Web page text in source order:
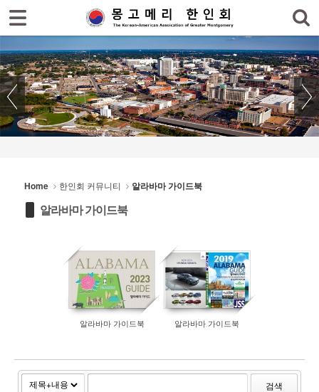
Home 한인회 커뮤니티 알라바마 가이드북
알라바마 가이드북
1
알라바마 가이드북
11
알라바마 가이드북
검색
로그인 회원가입
한인회
한인회 소식
한인회 커뮤니티
- 장학재단소식
- 김기항박사 장학회
- 묻고/답하기
- 알라바마 가이드북
Sketchbook5, 스케치북5
Sketchbook5, 스케치북5